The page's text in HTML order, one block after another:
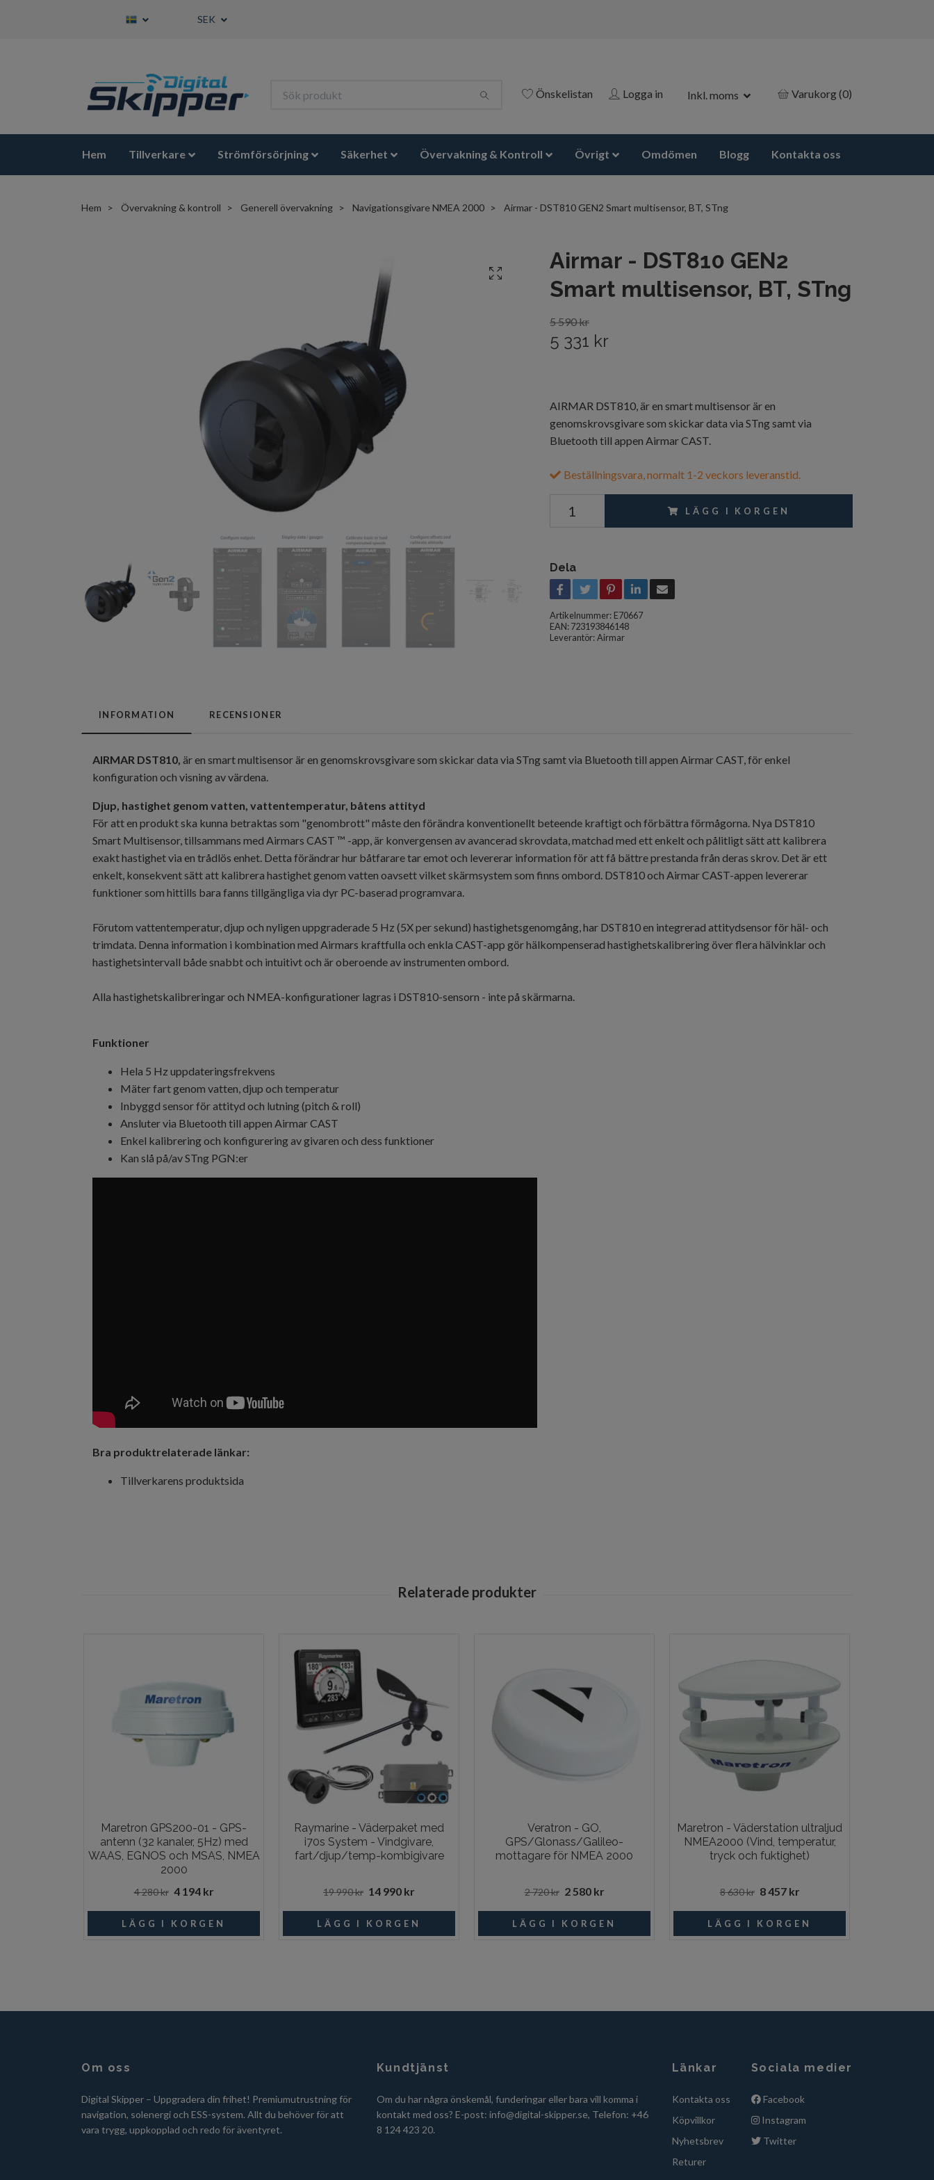
SEK
Önskelistan Logga in Inkl. moms Varukorg(0)
Hem Tillverkare Strömförsörjning Säkerhet Övervakning & Kontroll Övrigt Omdömen Blogg Kontakta oss
Hem Övervakning & kontroll Generell övervakning Navigationsgivare NMEA 2000 Airmar - DST810 GEN2 Smart multisensor, BT, STng
Airmar - DST810 GEN2
Smart multisensor, BT, STng
5 590 kr
5 331 kr
AIRMAR DST810, är en smart multisensor är en
genomskrovsgivare som skickar data via STng samt via
Bluetooth till appen Airmar CAST.
Beställningsvara, normalt 1-2 veckors leveranstid.
LÄGG I KORGEN
Dela
Artikelnummer: E70667
EAN: 723193846148
Leverantör:Airmar
INFORMATION RECENSIONER
AIRMAR DST810, är en smart multisensor är en genomskrovsgivare som skickar data via STng samt via Bluetooth till appen Airmar CAST, för enkel
konfiguration och visning av värdena.
Djup, hastighet genom vatten, vattentemperatur, båtens attityd
För att en produkt ska kunna betraktas som "genombrott" måste den förändra konventionellt beteende kraftigt och förbättra förmågorna. Nya DST810
Smart Multisensor, tillsammans med Airmars CAST ™ -app, är konvergensen av avancerad skrovdata, matchad med ett enkelt och pålitligt sätt att kalibrera
exakt hastighet via en trådlös enhet. Detta förändrar hur båtfarare tar emot och levererar information för att få bättre prestanda från deras skrov. Det är ett
enkelt, konsekvent sätt att kalibrera hastighet genom vatten oavsett vilket skärmsystem som finns ombord. DST810 och Airmar CAST-appen levererar
funktioner som hittills bara fanns tillgängliga via dyr PC-baserad programvara.
Förutom vattentemperatur, djup och nyligen uppgraderade 5 Hz (5X per sekund) hastighetsgenomgång, har DST810 en integrerad attitydsensor för häl- och
trimdata. Denna information i kombination med Airmars kraftfulla och enkla CAST-app gör hälkompenserad hastighetskalibrering över flera hälvinklar och
hastighetsintervall både snabbt och intuitivt och är oberoende av instrumenten ombord.
Alla hastighetskalibreringar och NMEA-konfigurationer lagras i DST810-sensorn - inte på skärmarna.
Funktioner
Hela 5 Hz uppdateringsfrekvens
Mäter fart genom vatten, djup och temperatur
Inbyggd sensor för attityd och lutning (pitch & roll)
Ansluter via Bluetooth till appen Airmar CAST
Enkel kalibrering och konfigurering av givaren och dess funktioner
Kan slå på/av STng PGN:er
Bra produktrelaterade länkar:
Tillverkarens produktsida
Maretron GPS200-01 - GPS-
antenn (32 kanaler, 5Hz) med
WAAS, EGNOS och MSAS, NMEA
2000
4 280 kr 4 194 kr
Raymarine - Väderpaket med
i70s System - Vindgivare,
fart/djup/temp-kombigivare
19 990 kr 14 990 kr
Veratron - GO,
GPS/Glonass/Galileo-
mottagare för NMEA 2000
2 720 kr 2 580 kr
Maretron - Väderstation ultraljud
NMEA2000 (Vind, temperatur,
tryck och fuktighet)
8 630 kr 8 457 kr
Om oss
Digital Skipper – Uppgradera din frihet! Premiumutrustning för
navigation, solenergi och ESS-system. Allt du behöver för att
vara trygg, uppkopplad och redo för äventyret.
Kundtjänst
Om du har några önskemål, funderingar eller bara vill komma i
kontakt med oss? E-post: info@digital-skipper.se, Telefon: +46
8 124 423 20.
Länkar
Kontakta oss
Köpvillkor
Nyhetsbrev
Returer
Sociala medier
Facebook
Instagram
Twitter